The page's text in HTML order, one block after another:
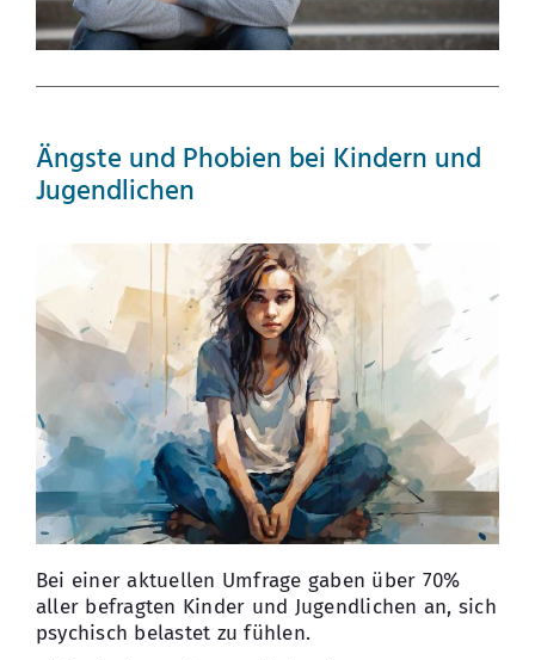
Ängste und Phobien bei Kindern und
Jugendlichen
Bei einer aktuellen Umfrage gaben über 70%
aller befragten Kinder und Jugendlichen an, sich
psychisch belastet zu fühlen.